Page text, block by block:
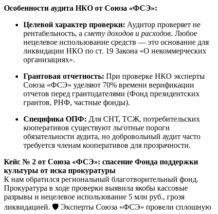
Особенности аудита НКО от Союза «ФСЭ»:
Целевой характер проверки: Аудитор проверяет не
рентабельность, а смету доходов и расходов. Любое
нецелевое использование средств — это основание для
ликвидации НКО по ст. 19 Закона «О некоммерческих
организациях».
Грантовая отчетность: При проверке НКО эксперты
Союза «ФСЭ» уделяют 70% времени верификации
отчетов перед грантодателями (Фонд президентских
грантов, РНФ, частные фонды).
Специфика ОПФ: Для СНТ, ТСЖ, потребительских
кооперативов существуют льготные пороги
обязательности аудита, но добровольный аудит часто
требуется членам кооперативов для прозрачности.
Кейс № 2 от Союза «ФСЭ»: спасение Фонда поддержки
культуры от иска прокуратуры
К нам обратился региональный благотворительный фонд.
Прокуратура в ходе проверки выявила якобы кассовые
разрывы и нецелевое использование 5 млн руб., грозя
ликвидацией. 🛡️ Эксперты Союза «ФСЭ» провели сплошную